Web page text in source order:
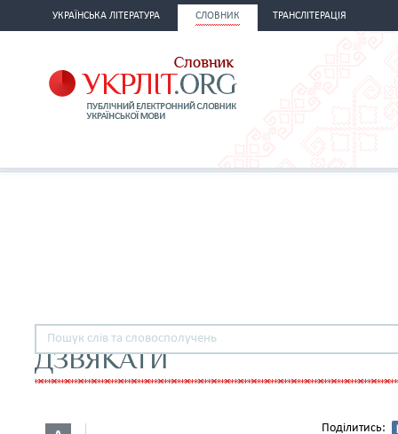
УКРАЇНСЬКА ЛІТЕРАТУРА СЛОВНИК ТРАНСЛІТЕРАЦІЯ
ДЗВЯКАТИ
Поділитись: